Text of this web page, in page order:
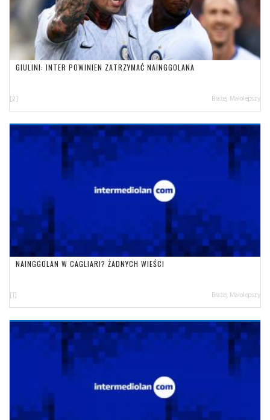
GIULINI: INTER POWINIEN ZATRZYMAĆ NAINGGOLANA
[2] Błażej Małolepszy
NAINGGOLAN W CAGLIARI? ŻADNYCH WIEŚCI
[1] Błażej Małolepszy